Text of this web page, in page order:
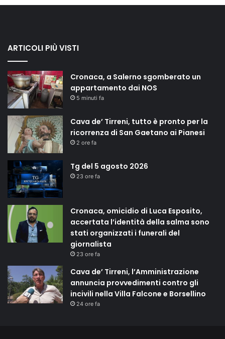
ARTICOLI PIÙ VISTI
Cronaca, a Salerno sgomberato un
appartamento dai NOS
5 minuti fa
Cava de’ Tirreni, tutto è pronto per la
ricorrenza di San Gaetano ai Pianesi
2 ore fa
Tg del 5 agosto 2026
23 ore fa
Cronaca, omicidio di Luca Esposito,
accertata l’identità della salma sono
stati organizzati i funerali del
giornalista
23 ore fa
Cava de’ Tirreni, l’Amministrazione
annuncia provvedimenti contro gli
incivili nella Villa Falcone e Borsellino
24 ore fa